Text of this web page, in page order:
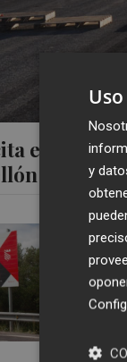
el
La
y